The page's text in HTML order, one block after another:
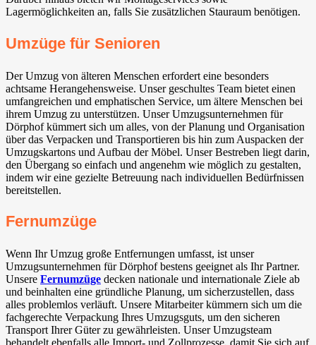
Lagermöglichkeiten an, falls Sie zusätzlichen Stauraum benötigen.
Umzüge für Senioren
Der Umzug von älteren Menschen erfordert eine besonders
achtsame Herangehensweise. Unser geschultes Team bietet einen
umfangreichen und emphatischen Service, um ältere Menschen bei
ihrem Umzug zu unterstützen. Unser Umzugsunternehmen für
Dörphof kümmert sich um alles, von der Planung und Organisation
über das Verpacken und Transportieren bis hin zum Auspacken der
Umzugskartons und Aufbau der Möbel. Unser Bestreben liegt darin,
den Übergang so einfach und angenehm wie möglich zu gestalten,
indem wir eine gezielte Betreuung nach individuellen Bedürfnissen
bereitstellen.
Fernumzüge
Wenn Ihr Umzug große Entfernungen umfasst, ist unser
Umzugsunternehmen für Dörphof bestens geeignet als Ihr Partner.
Unsere Fernumzüge decken nationale und internationale Ziele ab
und beinhalten eine gründliche Planung, um sicherzustellen, dass
alles problemlos verläuft. Unsere Mitarbeiter kümmern sich um die
fachgerechte Verpackung Ihres Umzugsguts, um den sicheren
Transport Ihrer Güter zu gewährleisten. Unser Umzugsteam
behandelt ebenfalls alle Import- und Zollprozesse, damit Sie sich auf